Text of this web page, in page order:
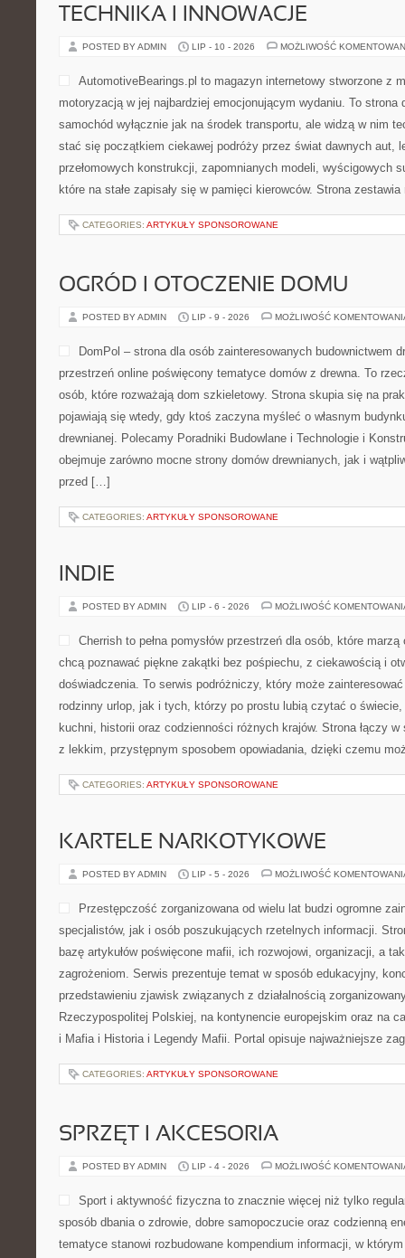
TECHNIKA I INNOWACJE
POSTED BY ADMIN LIP - 10 - 2026 MOŻLIWOŚĆ
AutomotiveBearings.pl to magazyn internetowy stworzone z
motoryzacją w jej najbardziej emocjonującym wydaniu. To
samochód wyłącznie jak na środek transportu, ale widzą w nim
stać się początkiem ciekawej podróży przez świat dawnych aut,
przełomowych konstrukcji, zapomnianych modeli, wyścigowych
które na stałe zapisały się w pamięci kierowców. Strona
CATEGORIES: ARTYKUŁY SPONSOROWANE
OGRÓD I OTOCZENIE DOMU
POSTED BY ADMIN LIP - 9 - 2026 MOŻLIWOŚĆ
DomPol – strona dla osób zainteresowanych budownictwem
przestrzeń online poświęcony tematyce domów z drewna. To
osób, które rozważają dom szkieletowy. Strona skupia się na
pojawiają się wtedy, gdy ktoś zaczyna myśleć o własnym
drewnianej. Polecamy Poradniki Budowlane i Technologie i
obejmuje zarówno mocne strony domów drewnianych, jak i
przed […]
CATEGORIES: ARTYKUŁY SPONSOROWANE
INDIE
POSTED BY ADMIN LIP - 6 - 2026 MOŻLIWOŚĆ
Cherrish to pełna pomysłów przestrzeń dla osób, które
chcą poznawać piękne zakątki bez pośpiechu, z ciekawością i
doświadczenia. To serwis podróżniczy, który może
rodzinny urlop, jak i tych, którzy po prostu lubią czytać o
kuchni, historii oraz codzienności różnych krajów. Strona łączy
z lekkim, przystępnym sposobem opowiadania, dzięki czemu
CATEGORIES: ARTYKUŁY SPONSOROWANE
KARTELE NARKOTYKOWE
POSTED BY ADMIN LIP - 5 - 2026 MOŻLIWOŚĆ
Przestępczość zorganizowana od wielu lat budzi ogromne
specjalistów, jak i osób poszukujących rzetelnych informacji.
bazę artykułów poświęcone mafii, ich rozwojowi, organizacji, a
zagrożeniom. Serwis prezentuje temat w sposób edukacyjny,
przedstawieniu zjawisk związanych z działalnością
Rzeczypospolitej Polskiej, na kontynencie europejskim oraz na
i Mafia i Historia i Legendy Mafii. Portal opisuje najważniejsze
CATEGORIES: ARTYKUŁY SPONSOROWANE
SPRZĘT I AKCESORIA
POSTED BY ADMIN LIP - 4 - 2026 MOŻLIWOŚĆ
Sport i aktywność fizyczna to znacznie więcej niż tylko
sposób dbania o zdrowie, dobre samopoczucie oraz codzienną
tematyce stanowi rozbudowane kompendium informacji, w